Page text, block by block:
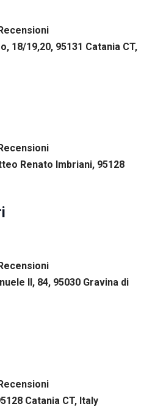
ecensioni
18/19,20, 95131 Catania CT,
Recensioni
Renato Imbriani, 95128
Recensioni
II, 84, 95030 Gravina di
ecensioni
Catania CT, Italy